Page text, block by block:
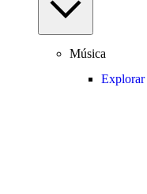
Música
Explorar